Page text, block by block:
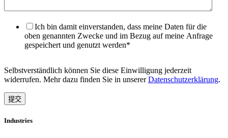
Ich bin damit einverstanden, dass meine Daten für die
oben genannten Zwecke und im Bezug auf meine Anfrage
gespeichert und genutzt werden*
Selbstverständlich können Sie diese Einwilligung jederzeit
widerrufen. Mehr dazu finden Sie in unsererDatenschutzerklärung.
Industries